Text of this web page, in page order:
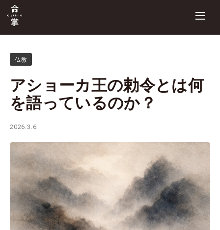
仏教
アショーカ王の勅令とは何
を語っているのか？
2026.3.6